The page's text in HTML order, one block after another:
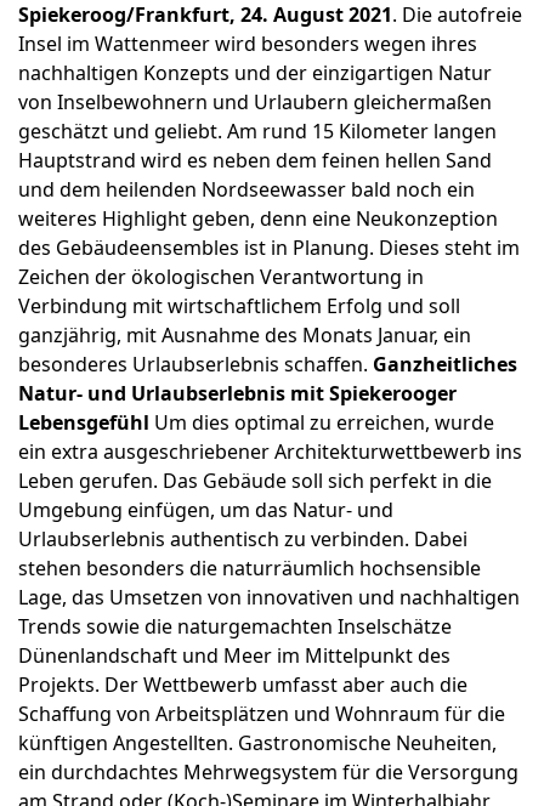
Spiekeroog/Frankfurt, 24. August 2021. Die autofreie
Insel im Wattenmeer wird besonders wegen ihres
nachhaltigen Konzepts und der einzigartigen Natur
von Inselbewohnern und Urlaubern gleichermaßen
geschätzt und geliebt. Am rund 15 Kilometer langen
Hauptstrand wird es neben dem feinen hellen Sand
und dem heilenden Nordseewasser bald noch ein
weiteres Highlight geben, denn eine Neukonzeption
des Gebäudeensembles ist in Planung. Dieses steht im
Zeichen der ökologischen Verantwortung in
Verbindung mit wirtschaftlichem Erfolg und soll
ganzjährig, mit Ausnahme des Monats Januar, ein
besonderes Urlaubserlebnis schaffen. Ganzheitliches
Natur- und Urlaubserlebnis mit Spiekerooger
Lebensgefühl Um dies optimal zu erreichen, wurde
ein extra ausgeschriebener Architekturwettbewerb ins
Leben gerufen. Das Gebäude soll sich perfekt in die
Umgebung einfügen, um das Natur- und
Urlaubserlebnis authentisch zu verbinden. Dabei
stehen besonders die naturräumlich hochsensible
Lage, das Umsetzen von innovativen und nachhaltigen
Trends sowie die naturgemachten Inselschätze
Dünenlandschaft und Meer im Mittelpunkt des
Projekts. Der Wettbewerb umfasst aber auch die
Schaffung von Arbeitsplätzen und Wohnraum für die
künftigen Angestellten. Gastronomische Neuheiten,
ein durchdachtes Mehrwegsystem für die Versorgung